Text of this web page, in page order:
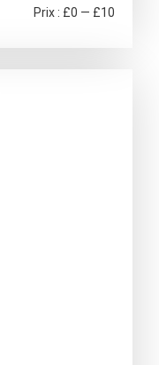
Prix : £0 — £10